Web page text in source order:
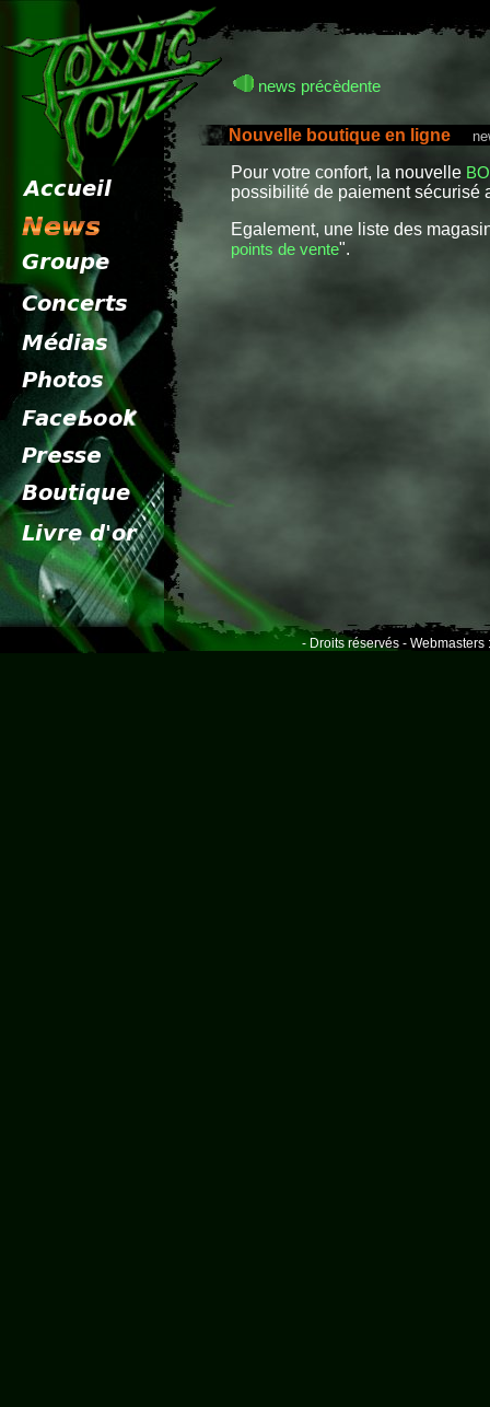
news précèdente
Nouvelle boutique en ligne
Pour votre confort, la nouvelle
possibilité de paiement sécurisé
Egalement, une liste des
points de vente".
- Droits réservés - Webmasters